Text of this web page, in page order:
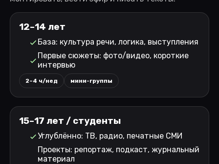
12–14 лет
База: культура речи, логика, выступления
Первые сюжеты: фото/видео, короткие
интервью
2–4 ч/нед мини-группы
15–17 лет / студенты
Углублённо: ТВ, радио, печатные СМИ
Проекты: репортаж, подкаст, журнальный
материал